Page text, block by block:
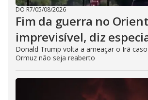
DO R7/05/08/2026
Fim da guerra no
imprevisível, diz
Donald Trump volta a ameaçar o Irã
Ormuz não seja reaberto